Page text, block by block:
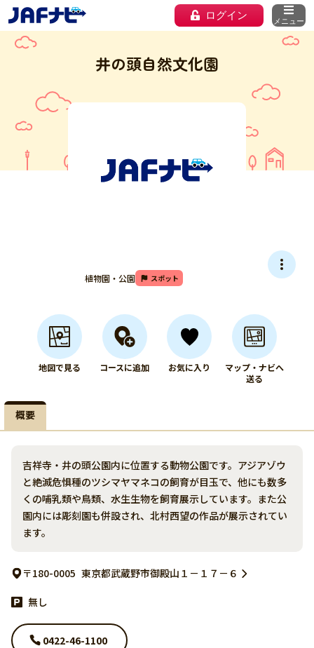
ログイン メニュー
井の頭自然文化園
植物園・公園 スポット
地図で見る コースに追加 お気に入り
マップ・ナビへ
送る
概要
吉祥寺・井の頭公園内に位置する動物公園です。アジアゾウ
と絶滅危惧種のツシマヤマネコの飼育が目玉で、他にも数多
くの哺乳類や鳥類、水生生物を飼育展示しています。また公
園内には彫刻園も併設され、北村西望の作品が展示されてい
ます。
〒180-0005 東京都武蔵野市御殿山１－１７－６
無し
0422-46-1100